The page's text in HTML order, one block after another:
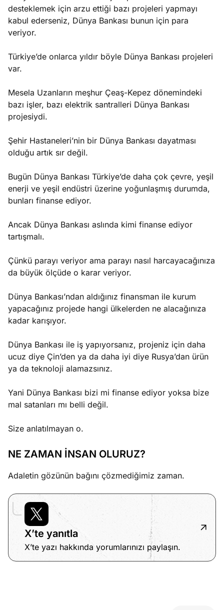
desteklemek için arzu ettiği bazı projeleri yapmayı
kabul ederseniz, Dünya Bankası bunun için para
veriyor.
Türkiye’de onlarca yıldır böyle Dünya Bankası projeleri
var.
Mesela Uzanların meşhur Çeaş-Kepez dönemindeki
bazı işler, bazı elektrik santralleri Dünya Bankası
projesiydi.
Şehir Hastaneleri’nin bir Dünya Bankası dayatması
olduğu artık sır değil.
Bugün Dünya Bankası Türkiye’de daha çok çevre, yeşil
enerji ve yeşil endüstri üzerine yoğunlaşmış durumda,
bunları finanse ediyor.
Ancak Dünya Bankası aslında kimi finanse ediyor
tartışmalı.
Çünkü parayı veriyor ama parayı nasıl harcayacağınıza
da büyük ölçüde o karar veriyor.
Dünya Bankası’ndan aldığınız finansman ile kurum
yapacağınız projede hangi ülkelerden ne alacağınıza
kadar karışıyor.
Dünya Bankası ile iş yapıyorsanız, projeniz için daha
ucuz diye Çin’den ya da daha iyi diye Rusya’dan ürün
ya da teknoloji alamazsınız.
Yani Dünya Bankası bizi mi finanse ediyor yoksa bize
mal satanları mı belli değil.
Size anlatılmayan o.
NE ZAMAN İNSAN OLURUZ?
Adaletin gözünün bağını çözmediğimiz zaman.
X’te yanıtla
X’te yazı hakkında yorumlarınızı paylaşın.